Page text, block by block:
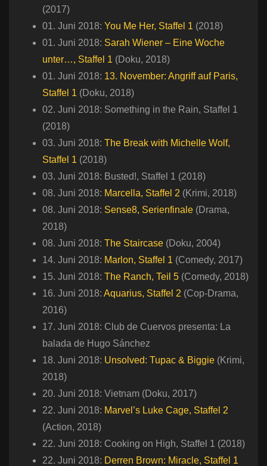
(2017)
01. Juni 2018: You Me Her, Staffel 1 (2018)
01. Juni 2018: Sarah Wiener – Eine Woche
unter…, Staffel 1 (Doku, 2018)
01. Juni 2018: 13. November: Angriff auf Paris,
Staffel 1 (Doku, 2018)
02. Juni 2018: Something in the Rain, Staffel 1
(2018)
03. Juni 2018: The Break with Michelle Wolf,
Staffel 1 (2018)
03. Juni 2018: Busted!, Staffel 1 (2018)
08. Juni 2018: Marcella, Staffel 2 (Krimi, 2018)
08. Juni 2018: Sense8, Serienfinale (Drama,
2018)
08. Juni 2018: The Staircase (Doku, 2004)
14. Juni 2018: Marlon, Staffel 1 (Comedy, 2017)
15. Juni 2018: The Ranch, Teil 5 (Comedy, 2018)
16. Juni 2018: Aquarius, Staffel 2 (Cop-Drama,
2016)
17. Juni 2018: Club de Cuervos presenta: La
balada de Hugo Sánchez
18. Juni 2018: Unsolved: Tupac & Biggie (Krimi,
2018)
20. Juni 2018: Vietnam (Doku, 2017)
22. Juni 2018: Marvel’s Luke Cage, Staffel 2
(Action, 2018)
22. Juni 2018: Cooking on High, Staffel 1 (2018)
22. Juni 2018: Derren Brown: Miracle, Staffel 1